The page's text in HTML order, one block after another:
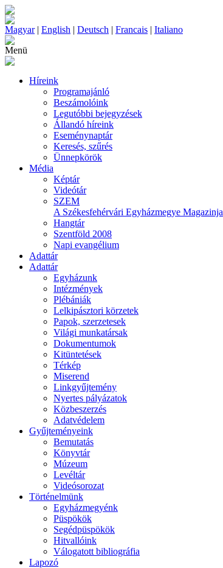
Magyar| English | Deutsch | Francais | Italiano
Menü
Híreink
Programajánló
Beszámolóink
Legutóbbi bejegyzések
Állandó híreink
Eseménynaptár
Keresés, szűrés
Ünnepkörök
Média
Képtár
Videótár
SZEM
A Székesfehérvári Egyházmegye Magazinja
Hangtár
Szentföld 2008
Napi evangélium
Adattár
Adattár
Egyházunk
Intézmények
Plébániák
Lelkipásztori körzetek
Papok, szerzetesek
Világi munkatársak
Dokumentumok
Kitüntetések
Térkép
Miserend
Linkgyűjtemény
Nyertes pályázatok
Közbeszerzés
Adatvédelem
Gyűjteményeink
Bemutatás
Könyvtár
Múzeum
Levéltár
Videósorozat
Történelmünk
Egyházmegyénk
Püspökök
Segédpüspökök
Hitvallóink
Válogatott bibliográfia
Lapozó